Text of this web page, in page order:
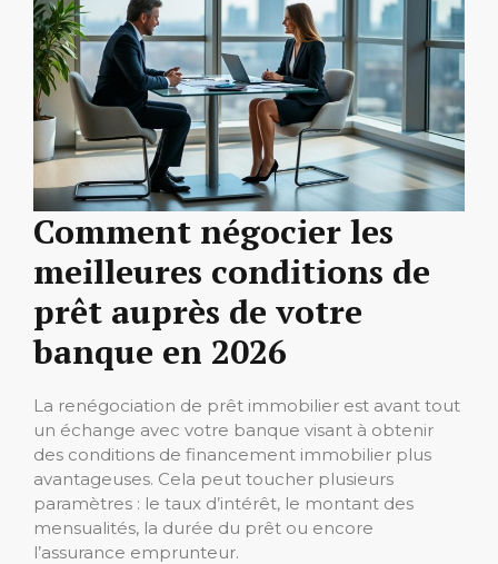
Comment négocier les
meilleures conditions de
prêt auprès de votre
banque en 2026
La renégociation de prêt immobilier est avant tout
un échange avec votre banque visant à obtenir
des conditions de financement immobilier plus
avantageuses. Cela peut toucher plusieurs
paramètres : le taux d’intérêt, le montant des
mensualités, la durée du prêt ou encore
l’assurance emprunteur.